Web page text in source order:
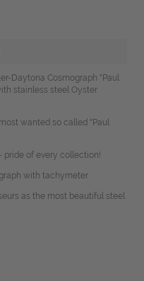
Daytona Cosmograph "Paul
stainless steel Oyster
wanted so called "Paul
of every collection!
with tachymeter.
as the most beautiful steel